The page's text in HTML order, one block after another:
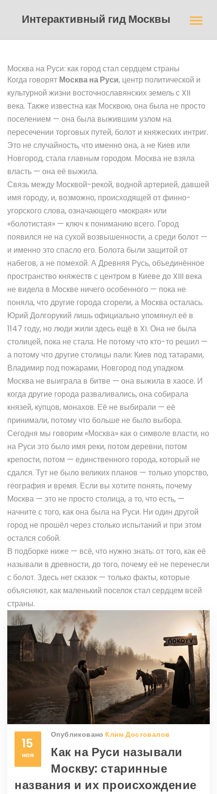
Интерактивный гид Москвы
Москва на Руси: как город стал сердцем страны
Когда говорят Москва на Руси, центр политической и
культурной жизни восточнославянских земель с XII
века. Также известна как Москвою, она была не просто
поселением — она была выжившим узлом на
пересечении торговых путей, болот и княжеских интриг.
Это не случайность, что именно она, а не Киев или
Новгород, стала главным городом. Москва не взяла
власть — она её выжила.
Связь между Москвой-рекой, водной артерией, давшей
имя городу, и, возможно, происходящей от финно-
угорского слова, означающего «мокрая» или
«болотистая» — ключ к пониманию всего. Город
появился не на сухой возвышенности, а среди болот —
и именно это спасло его. Болота были защитой от
набегов, а не помехой. АДревняя Русь,объединённое
пространство княжеств с центром в Киеве до XIII века
не видела в Москве ничего особенного — пока не
поняла, что другие города сгорели, а Москва осталась.
Юрий Долгорукий лишь официально упомянул её в
1147 году, но люди жили здесь ещё в XI. Она не была
столицей, пока не стала. Не потому что кто-то решил —
а потому что другие столицы пали: Киев под татарами,
Владимир под пожарами, Новгород под упадком.
Москва не выиграла в битве — она выжила в хаосе. И
когда другие города разваливались, она собирала
князей, купцов, монахов. Её не выбирали — её
принимали, потому что больше не было выбора.
Сегодня мы говорим «Москва» как о символе власти, но
на Руси это было имя реки, потом деревни, потом
крепости, потом — единственного города, который не
сдался. Тут не было великих планов — только упорство,
география и время. Если вы хотите понять, почему
Москва — это не просто столица, а то, что есть, —
начните с того, как она была на Руси. Ни один другой
город не прошёл через столько испытаний и при этом
остался собой.
В подборке ниже — всё, что нужно знать: от того, как её
называли в древности, до того, почему её не перенесли
с болот. Здесь нет сказок — только факты, которые
объясняют, как маленький поселок стал сердцем всей
страны.
15
ноя
Опубликовано Клим Достовалов
Как на Руси называли
Москву: старинные
названия и их происхождение